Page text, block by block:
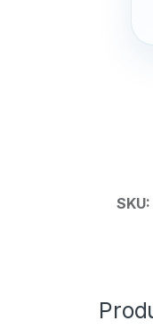
SKU: